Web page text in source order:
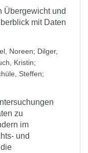
Übergewicht und
mit Daten
Noreen; Dilger,
Kristin;
Steffen;
zu
im
und